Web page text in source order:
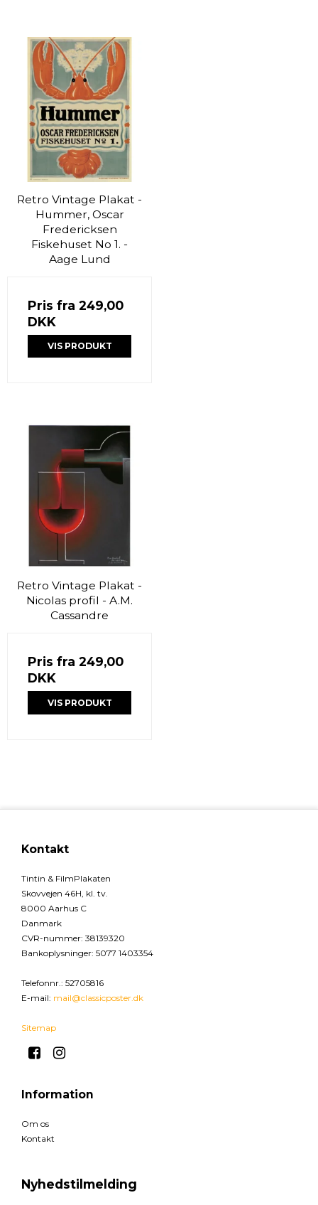
Retro Vintage Plakat -
Hummer, Oscar
Fredericksen
Fiskehuset No 1. -
Aage Lund
Pris fra 249,00
DKK
VIS PRODUKT
Retro Vintage Plakat -
Nicolas profil - A.M.
Cassandre
Pris fra 249,00
DKK
VIS PRODUKT
Kontakt
Tintin & FilmPlakaten
Skovvejen 46H, kl. tv.
8000 Aarhus C
Danmark
CVR-nummer: 38139320
Bankoplysninger: 5077 1403354
Telefonnr. : 52705816
E-mail: mail@classicposter.dk
Sitemap
Information
Om os
Kontakt
Nyhedstilmelding